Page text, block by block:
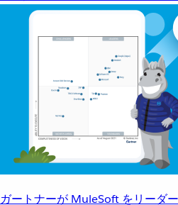
ガートナーが MuleSoft をリーダ